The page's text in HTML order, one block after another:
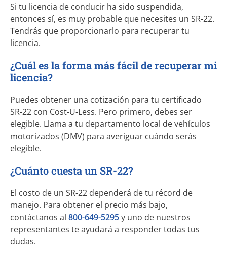
Si tu licencia de conducir ha sido suspendida,
entonces sí, es muy probable que necesites un SR-22.
Tendrás que proporcionarlo para recuperar tu
licencia.
¿Cuál es la forma más fácil de recuperar mi
licencia?
Puedes obtener una cotización para tu certificado
SR-22 con Cost-U-Less. Pero primero, debes ser
elegible. Llama a tu departamento local de vehículos
motorizados (DMV) para averiguar cuándo serás
elegible.
¿Cuánto cuesta un SR-22?
El costo de un SR-22 dependerá de tu récord de
manejo. Para obtener el precio más bajo,
contáctanos al 800-649-5295y uno de nuestros
representantes te ayudará a responder todas tus
dudas.